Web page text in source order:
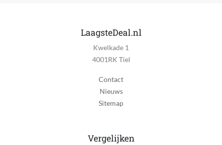
LaagsteDeal.nl
Kwelkade 1
4001RK Tiel
Contact
Nieuws
Sitemap
Vergelijken